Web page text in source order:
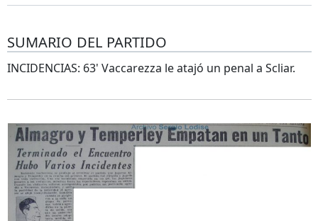
SUMARIO DEL PARTIDO
INCIDENCIAS: 63' Vaccarezza le atajó un penal a Scliar.